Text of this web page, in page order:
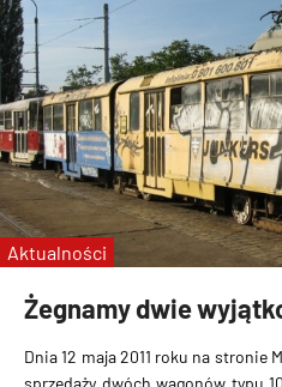
Żegnamy dwie
Dnia 12 maja 2011 roku na stronie
sprzedaży dwóch wagonów typu
Aktualności